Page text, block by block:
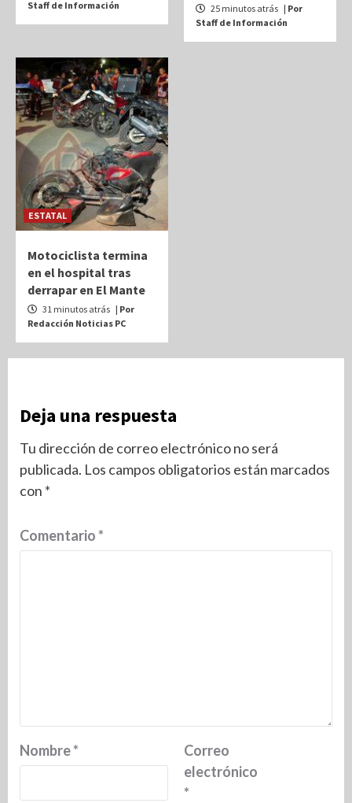
Staff de Información 25 minutos atrás | Por
Staff de Información
ESTATAL
Motociclista termina
en el hospital tras
derrapar en El Mante
31 minutos atrás | Por
Redacción Noticias PC
Deja una respuesta
Tu dirección de correo electrónico no será
publicada. Los campos obligatorios están marcados
con *
Comentario*
Nombre*
Correo
electrónico
*